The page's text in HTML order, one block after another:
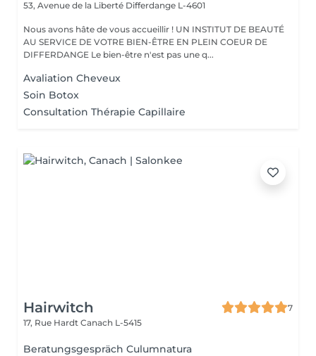
53, Avenue de la Liberté Differdange L-4601
Nous avons hâte de vous accueillir ! UN INSTITUT DE BEAUTÉ
AU SERVICE DE VOTRE BIEN-ÊTRE EN PLEIN COEUR DE
DIFFERDANGE Le bien-être n'est pas une q...
Avaliation Cheveux
Soin Botox
Consultation Thérapie Capillaire
Hairwitch
7
17, Rue Hardt Canach L-5415
Beratungsgespräch Culumnatura